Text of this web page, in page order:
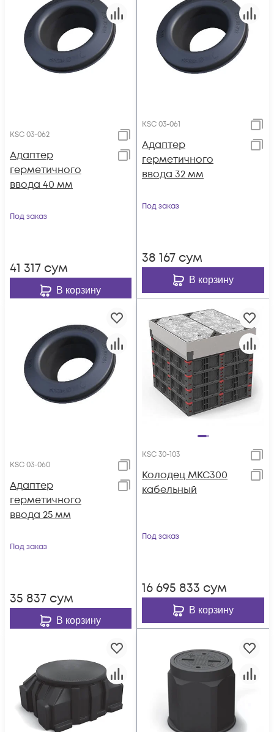
KSC 03-062
Адаптер
герметичного
ввода 40 мм
Под заказ
41 317 сум
В корзину
KSC 03-061
Адаптер
герметичного
ввода 32 мм
Под заказ
38 167 сум
В корзину
KSC 03-060
Адаптер
герметичного
ввода 25 мм
Под заказ
35 837 сум
В корзину
KSC 30-103
Колодец МКС300
кабельный
Под заказ
16 695 833 сум
В корзину